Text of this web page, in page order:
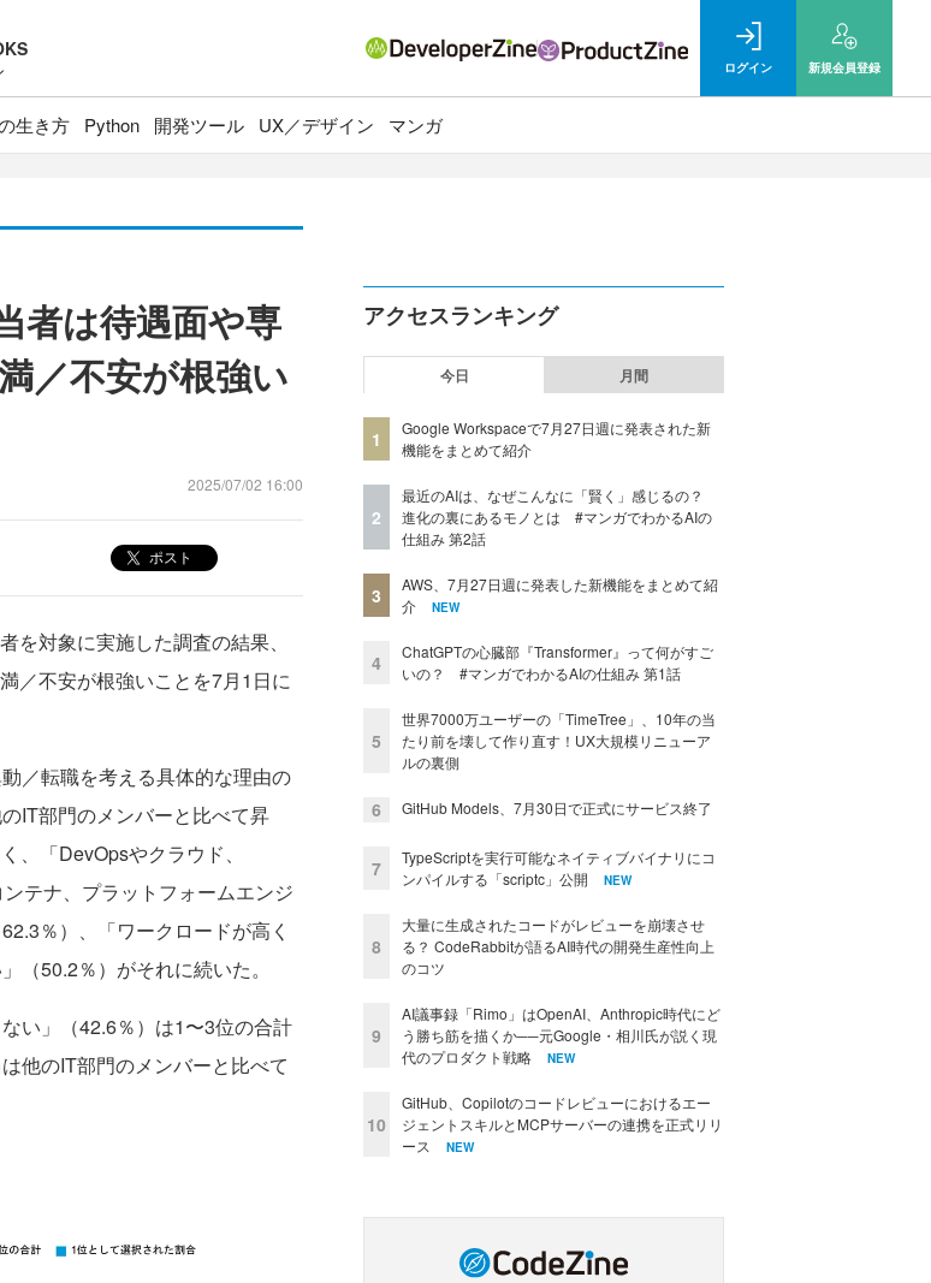
ログイン 新規会員登録
生き方 Python 開発ツール UX／デザイン マンガ
者は待遇面や専
／不安が根強い
2025/07/02 16:00
ポスト
対象に実施した調査の結果、
／不安が根強いことを7月1日に
／転職を考える具体的な理由の
IT部門のメンバーと比べて昇
、「DevOpsやクラウド、
テナ、プラットフォームエンジ
％）、「ワークロードが高く
（50.2％）がそれに続いた。
い」（42.6％）は1〜3位の合計
他のIT部門のメンバーと比べて
アクセスランキング
今日 月間
1
Google Workspaceで7月27日週に発表された新
機能をまとめて紹介
2
最近のAIは、なぜこんなに「賢く」感じるの？
進化の裏にあるモノとは #マンガでわかるAIの
仕組み 第2話
3
AWS、7月27日週に発表した新機能をまとめて紹
介
NEW
4
ChatGPTの心臓部『Transformer』って何がすご
いの？ #マンガでわかるAIの仕組み 第1話
5
世界7000万ユーザーの「TimeTree」、10年の当
たり前を壊して作り直す！UX大規模リニューア
ルの裏側
6 GitHub Models、7月30日で正式にサービス終了
7
TypeScriptを実行可能なネイティブバイナリにコ
ンパイルする「scriptc」公開
NEW
8
大量に生成されたコードがレビューを崩壊させ
る？ CodeRabbitが語るAI時代の開発生産性向上
のコツ
9
AI議事録「Rimo」はOpenAI、Anthropic時代にど
う勝ち筋を描くか──元Google・相川氏が説く現
代のプロダクト戦略
NEW
10
GitHub、Copilotのコードレビューにおけるエー
ジェントスキルとMCPサーバーの連携を正式リリ
ース
NEW